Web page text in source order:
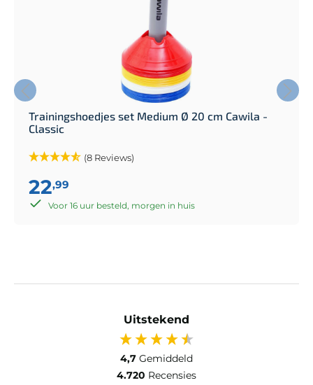
Trainingshoedjes set Medium Ø 20 cm Cawila -
Classic
(8 Reviews)
22,99
Voor 16 uur besteld, morgen in huis
Uitstekend
4,7 Gemiddeld
4.720 Recensies